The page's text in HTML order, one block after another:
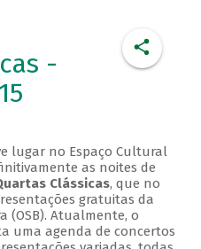
-
lugar no Espaço Cultural
as noites de
Clássicas, que no
gratuitas da
(OSB). Atualmente, o
uma agenda de concertos